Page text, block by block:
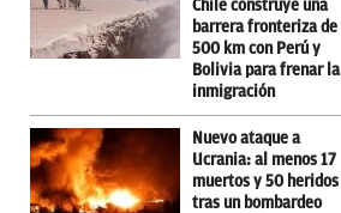
Chile construye una
barrera fronteriza de
500 km con Perú y
Bolivia para frenar la
inmigración
Nuevo ataque a
Ucrania: al menos 17
muertos y 50 heridos
tras un bombardeo